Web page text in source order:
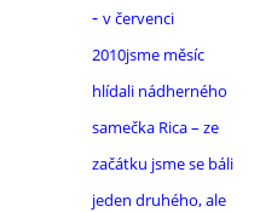
- v červenci
2010jsme měsíc
hlídali nádherného
samečka Rica – ze
začátku jsme se báli
jeden druhého, ale